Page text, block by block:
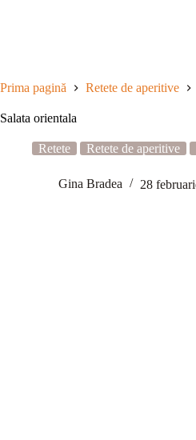
Prima pagină Retete de aperitive
Salata orientala
Retete Retete de aperitive
Gina Bradea 28